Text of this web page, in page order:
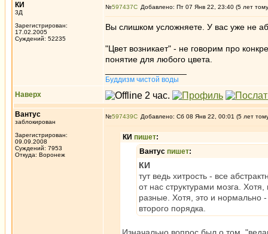
КИ
3Д
Зарегистрирован:
17.02.2005
Суждений: 52235
№597437 Добавлено: Пт 07 Янв 22, 23:40 (5 лет
Вы слишком усложняете. У вас уже не
"Цвет возникает" - не говорим про
понятие для любого цвета.
Буддизм чистой воды
Наверх
Вантус
заблокирован
Зарегистрирован:
09.09.2008
Суждений: 7953
Откуда: Воронеж
№597439 Добавлено: Сб 08 Янв 22, 00:01 (5 лет
КИ пишет:
Вантус пишет:
КИ
тут ведь хитрость - все
от нас структурами мозга.
разные. Хотя, это и нормально
второго порядка.